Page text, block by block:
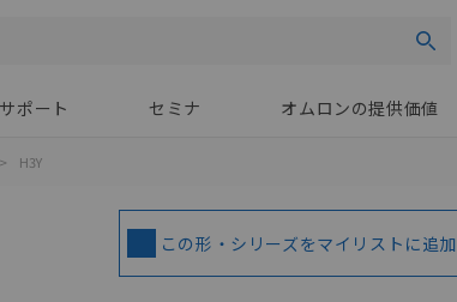
サポート セミナ オムロンの提供価値
> H3Y
この形・シリーズをマイリストに追加